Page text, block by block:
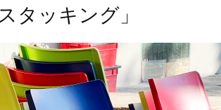
タッキング」